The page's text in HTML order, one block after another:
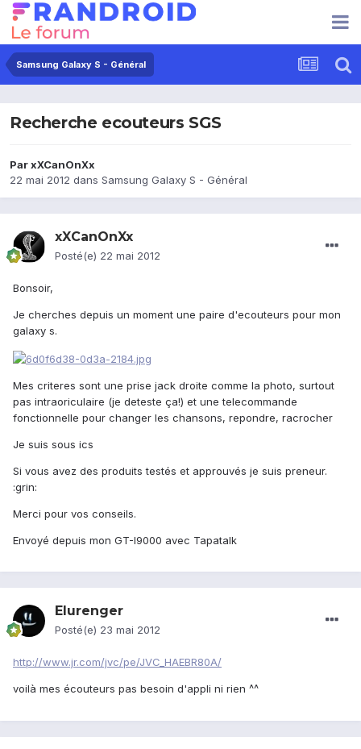
Samsung Galaxy S - Général
Recherche ecouteurs SGS
ParxXCanOnXx
22 mai 2012 dans Samsung Galaxy S - Général
xXCanOnXx
Posté(e) 22 mai 2012
Bonsoir,
Je cherches depuis un moment une paire d'ecouteurs pour mon
galaxy s.
Mes criteres sont une prise jack droite comme la photo, surtout
pas intraoriculaire (je deteste ça!) et une telecommande
fonctionnelle pour changer les chansons, repondre, racrocher
Je suis sous ics
Si vous avez des produits testés et approuvés je suis preneur.
:grin:
Merci pour vos conseils.
Envoyé depuis mon GT-I9000 avec Tapatalk
Elurenger
Posté(e) 23 mai 2012
http://www.jr.com/jvc/pe/JVC_HAEBR80A/
voilà mes écouteurs pas besoin d'appli ni rien ^^